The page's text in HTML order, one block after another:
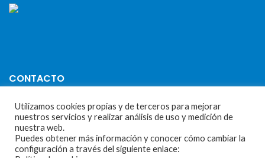
CONTACTO
Parque Empresarial Las Condas , Nave 1
05440 Piedralaves-Ávila
603 57 44 50
Utilizamos cookies propias y de terceros para mejorar
nuestros servicios y realizar análisis de uso y medición de
nuestra web.
Puedes obtener más información y conocer cómo cambiar la
configuración a través del siguiente enlace: